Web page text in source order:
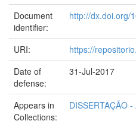
Document
identifier:
http://dx.doi.org/
URI:
https://
Date of
defense:
31-Jul-2017
Appears in
Collections:
DISSERTAÇÃO